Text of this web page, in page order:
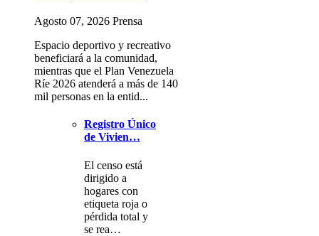
Agosto 07, 2026 Prensa
Espacio deportivo y recreativo
beneficiará a la comunidad,
mientras que el Plan Venezuela
Ríe 2026 atenderá a más de 140
mil personas en la entid...
Registro Único
de Vivien…
El censo está
dirigido a
hogares con
etiqueta roja o
pérdida total y
se rea…